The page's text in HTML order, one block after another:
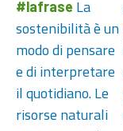
#lafrase La
sostenibilità è un
modo di pensare
e di interpretare
il quotidiano. Le
risorse naturali